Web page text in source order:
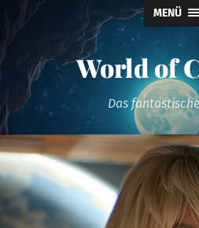
MENÜ
World of
Das